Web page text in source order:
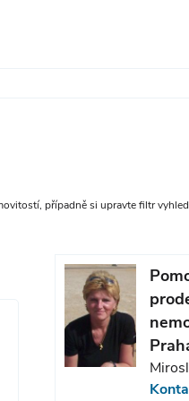
případně si upravte filtr